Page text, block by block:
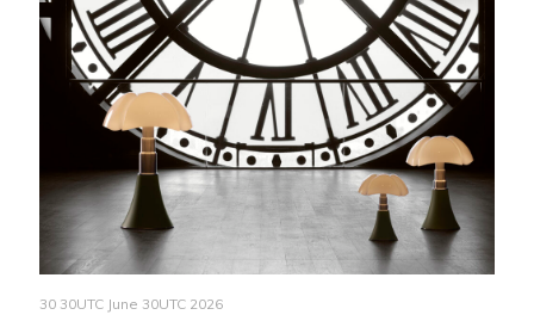
30 30UTC June 30UTC 2026